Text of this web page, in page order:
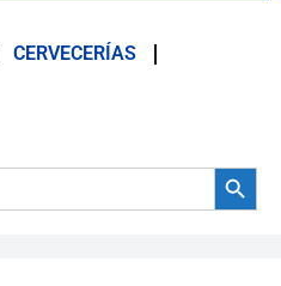
CERVECERÍAS
Botón